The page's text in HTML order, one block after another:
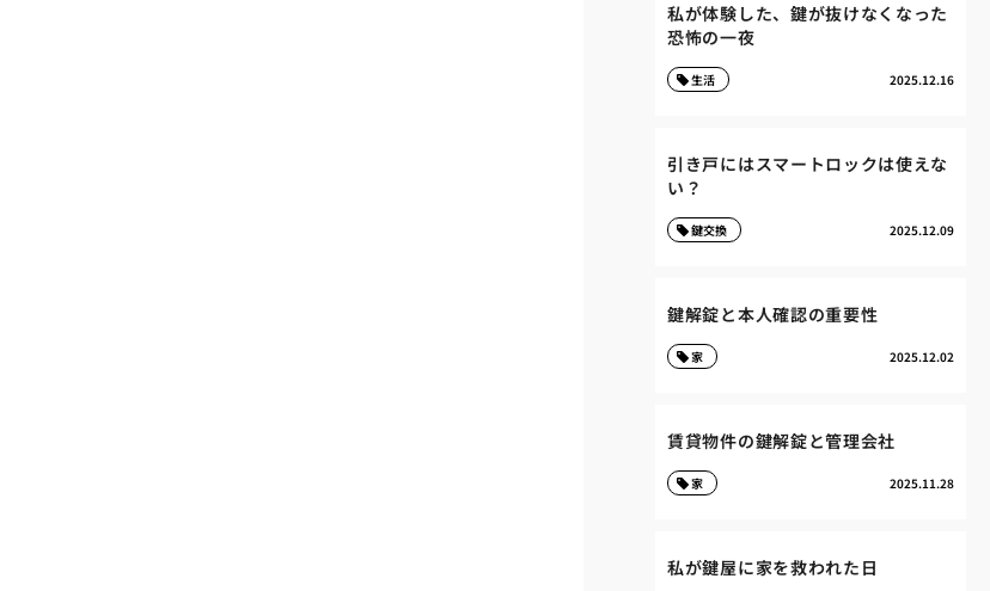
私が体験した、鍵が抜けなくなった
恐怖の一夜
2025.12.16
生活
引き戸にはスマートロックは使えな
い？
2025.12.09
鍵交換
鍵解錠と本人確認の重要性
2025.12.02
家
賃貸物件の鍵解錠と管理会社
2025.11.28
家
私が鍵屋に家を救われた日